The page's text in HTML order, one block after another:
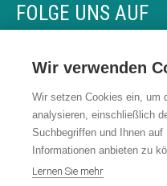
FOLGE UNS AUF
LinkedIn
Instagram
YouTube
Wir verwenden
Wir setzen Cookies ein, um
analysieren, einschließlich
Suchbegriffen und Ihnen
Informationen anbieten zu
Lernen Sie mehr